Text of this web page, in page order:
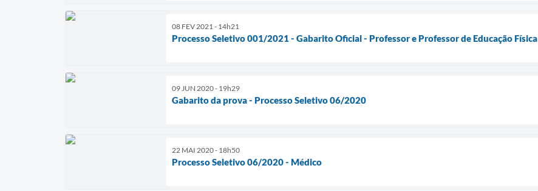
08 FEV 2021 - 14h21
Processo Seletivo 001/2021 - Gabarito Oficial - Professor e Professor de Educação Física
09 JUN 2020 - 19h29
Gabarito da prova - Processo Seletivo 06/2020
22 MAI 2020 - 18h50
Processo Seletivo 06/2020 - Médico